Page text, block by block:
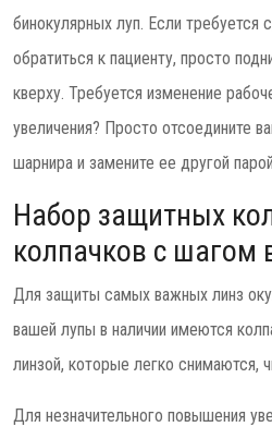
бинокулярных луп. Если требуется
обратиться к пациенту, просто
кверху. Требуется изменение
увеличения? Просто отсоедините
шарнира и замените ее другой
Набор защитных
колпачков с шагом
Для защиты самых важных линз
вашей лупы в наличии имеются
линзой, которые легко снимаются,
Для незначительного повышения